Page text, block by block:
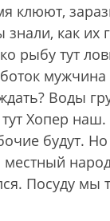
клюют,
как их
рыбу тут
мужчина
Воды
Хопер наш.
будут.
Посуду мы